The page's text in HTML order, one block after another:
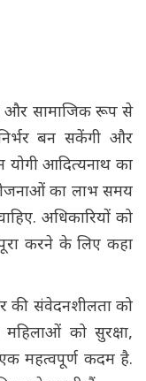
और सामाजिक रूप से
बन सकेंगी और
योगी आदित्यनाथ का
का लाभ समय
अधिकारियों को
करने के लिए कहा
की संवेदनशीलता को
को सुरक्षा,
महत्वपूर्ण कदम है.